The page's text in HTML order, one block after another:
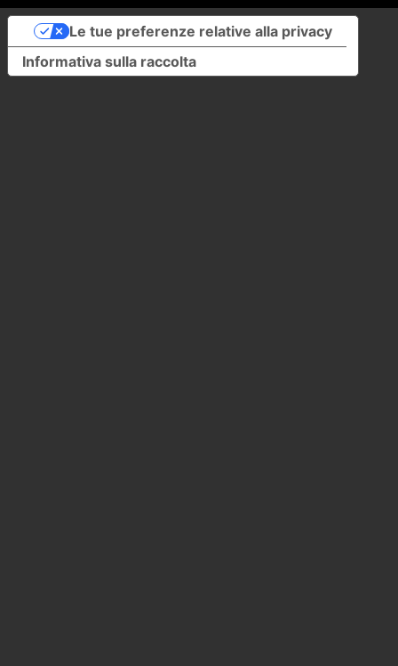
Informativa sulla raccolta
Le tue preferenze relative alla privacy